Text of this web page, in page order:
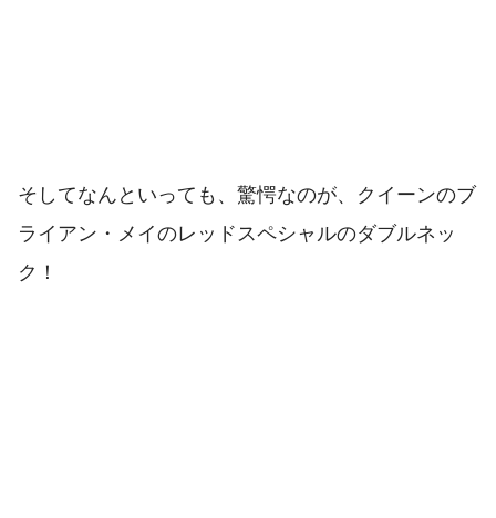
そしてなんといっても、驚愕なのが、クイーンのブ
ライアン・メイのレッドスペシャルのダブルネッ
ク！